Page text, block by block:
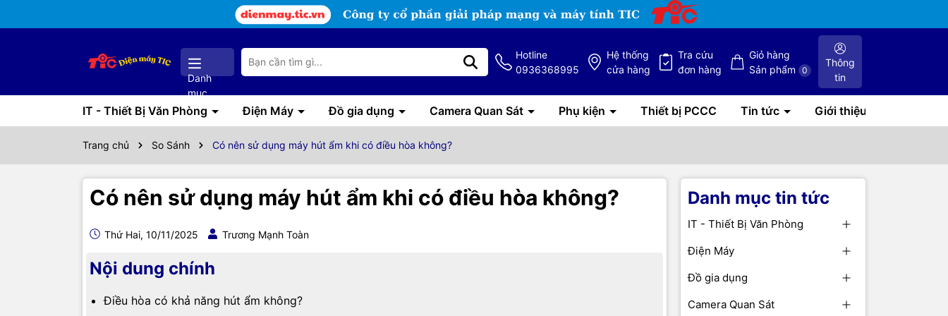
Danh
mục
Hotline
0936368995
Hệ thống
cửa hàng
Tra cứu
đơn hàng
Giỏ hàng
Sản phẩm
0
Thông
tin
IT - Thiết Bị Văn Phòng Điện Máy Đồ gia dụng Camera Quan Sát Phụ kiện Thiết bị PCCC Tin tức Giới thiệu
Trang chủ So Sánh Có nên sử dụng máy hút ẩm khi có điều hòa không?
Có nên sử dụng máy hút ẩm khi có điều hòa không?
Thứ Hai, 10/11/2025 Trương Mạnh Toàn
Nội dung chính
Điều hòa có khả năng hút ẩm không?
Danh mục tin tức
IT - Thiết Bị Văn Phòng
Điện Máy
Đồ gia dụng
Camera Quan Sát